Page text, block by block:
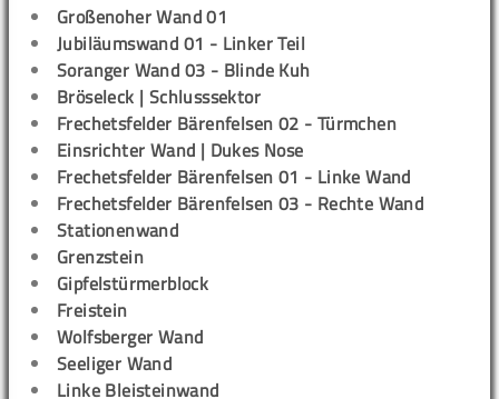
Großenoher Wand 01
Jubiläumswand 01 - Linker Teil
Soranger Wand 03 - Blinde Kuh
Bröseleck | Schlusssektor
Frechetsfelder Bärenfelsen 02 - Türmchen
Einsrichter Wand | Dukes Nose
Frechetsfelder Bärenfelsen 01 - Linke Wand
Frechetsfelder Bärenfelsen 03 - Rechte Wand
Stationenwand
Grenzstein
Gipfelstürmerblock
Freistein
Wolfsberger Wand
Seeliger Wand
Linke Bleisteinwand